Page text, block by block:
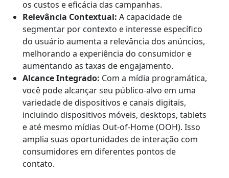
os custos e eficácia das campanhas.
Relevância Contextual: A capacidade de
segmentar por contexto e interesse específico
do usuário aumenta a relevância dos anúncios,
melhorando a experiência do consumidor e
aumentando as taxas de engajamento.
Alcance Integrado: Com a mídia programática,
você pode alcançar seu público-alvo em uma
variedade de dispositivos e canais digitais,
incluindo dispositivos móveis, desktops, tablets
e até mesmo mídias Out-of-Home (OOH). Isso
amplia suas oportunidades de interação com
consumidores em diferentes pontos de
contato.